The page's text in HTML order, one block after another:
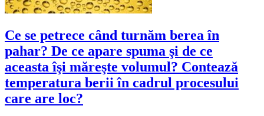
Ce se petrece când turnăm berea în
pahar? De ce apare spuma şi de ce
aceasta îşi măreşte volumul? Contează
temperatura berii în cadrul procesului
care are loc?